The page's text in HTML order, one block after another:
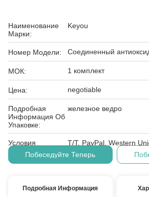
Наименование
Марки:
Keyou
Номер Модели: Соединенный
МОК: 1 комплект
Цена: negotiable
Подробная
Информация Об
Упаковке:
железное ведро
Условия
Оплаты:
T/T, PayPal, Western
Побеседуйте Теперь
Подробная Информация